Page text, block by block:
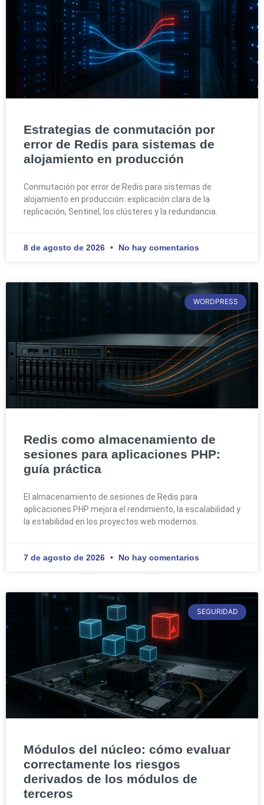
Estrategias de conmutación por
error de Redis para sistemas de
alojamiento en producción
Conmutación por error de Redis para sistemas de
alojamiento en producción: explicación clara de la
replicación, Sentinel, los clústeres y la redundancia.
8 de agosto de 2026 No hay comentarios
WORDPRESS
Redis como almacenamiento de
sesiones para aplicaciones PHP:
guía práctica
El almacenamiento de sesiones de Redis para
aplicaciones PHP mejora el rendimiento, la escalabilidad y
la estabilidad en los proyectos web modernos.
7 de agosto de 2026 No hay comentarios
SEGURIDAD
Módulos del núcleo: cómo evaluar
correctamente los riesgos
derivados de los módulos de
terceros